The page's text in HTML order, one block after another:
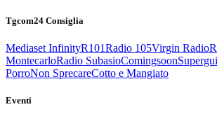
Tgcom24 Consiglia
Mediaset InfinityR101Radio 105Virgin Radio
MontecarloRadio SubasioComingsoon
PorroNon SprecareCotto e Mangiato
Eventi